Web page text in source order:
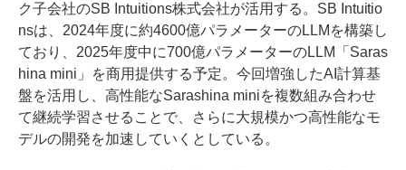
ク子会社のSB Intuitions株式会社が活用する。SB Intuitio
nsは、2024年度に約4600億パラメーターのLLMを構築し
ており、2025年度中に700億パラメーターのLLM「Saras
hina mini」を商用提供する予定。今回増強したAI計算基
盤を活用し、高性能なSarashina miniを複数組み合わせ
て継続学習させることで、さらに大規模かつ高性能なモ
デルの開発を加速していくとしている。